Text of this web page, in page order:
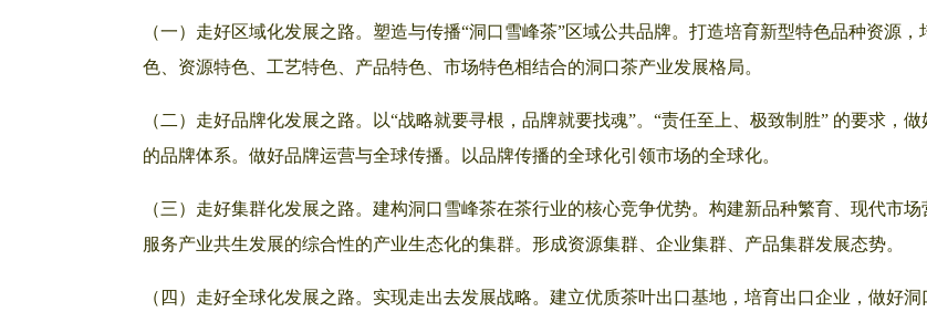
（一）走好区域化发展之路。塑造与传播“洞口雪峰茶”区域公共品牌。打造培育新型特色品种资源
色、资源特色、工艺特色、产品特色、市场特色相结合的洞口茶产业发展格局。
（二）走好品牌化发展之路。以“战略就要寻根，品牌就要找魂”。“责任至上、极致制胜” 的要求，
的品牌体系。做好品牌运营与全球传播。以品牌传播的全球化引领市场的全球化。
（三）走好集群化发展之路。建构洞口雪峰茶在茶行业的核心竞争优势。构建新品种繁育、现代市
服务产业共生发展的综合性的产业生态化的集群。形成资源集群、企业集群、产品集群发展态势。
（四）走好全球化发展之路。实现走出去发展战略。建立优质茶叶出口基地，培育出口企业，做好